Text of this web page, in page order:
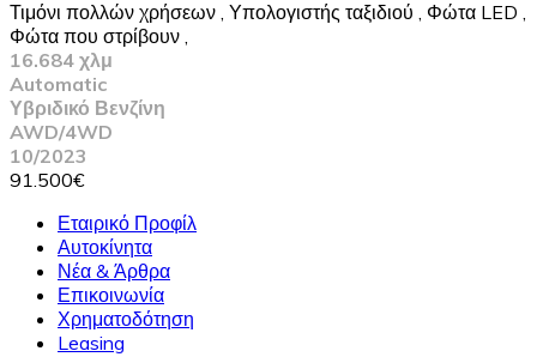
Τιμόνι πολλών χρήσεων , Υπολογιστής ταξιδιού , Φώτα LED ,
Φώτα που στρίβουν ,
16.684 χλμ
Automatic
Υβριδικό Βενζίνη
AWD/4WD
10/2023
91.500€
Εταιρικό Προφίλ
Αυτοκίνητα
Νέα & Άρθρα
Επικοινωνία
Χρηματοδότηση
Leasing